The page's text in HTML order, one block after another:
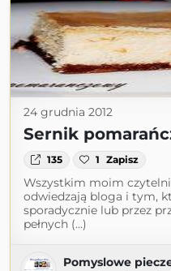
24 grudnia 2012
Sernik
135 1 Zapisz
Wszystkim moim
odwiedzają bloga i tym,
sporadycznie lub przez
pełnych (...)
Pomyslowe